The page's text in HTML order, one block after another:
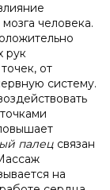
человека.
рук
от
систему.
палец связан
на